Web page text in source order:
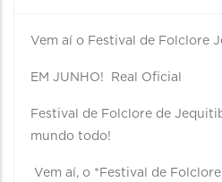
Vem aí o Festival de Folclore
EM JUNHO! Real Oficial
Festival de Folclore de
mundo todo!
Vem aí, o *Festival de